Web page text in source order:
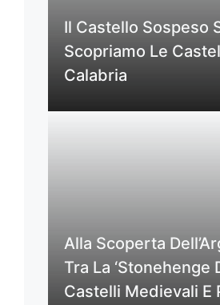
Il Castello Sospeso
Scopriamo Le
Calabria
Alla Scoperta
Tra La ‘Stonehenge
Castelli Medievali E